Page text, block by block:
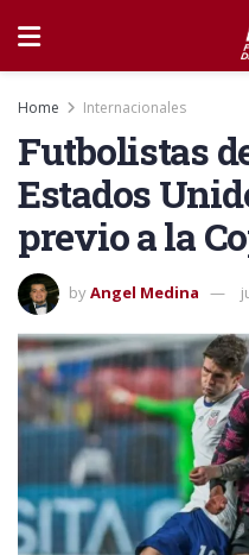
Home Internacionales
Futbolistas
Estados
previo a la
byAngel Medina